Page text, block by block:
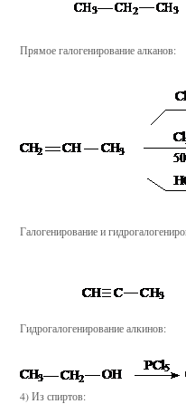
Прямое галогенирование алканов:
Галогенирование и
Гидрогалогенирование алкинов:
4) Из спиртов: